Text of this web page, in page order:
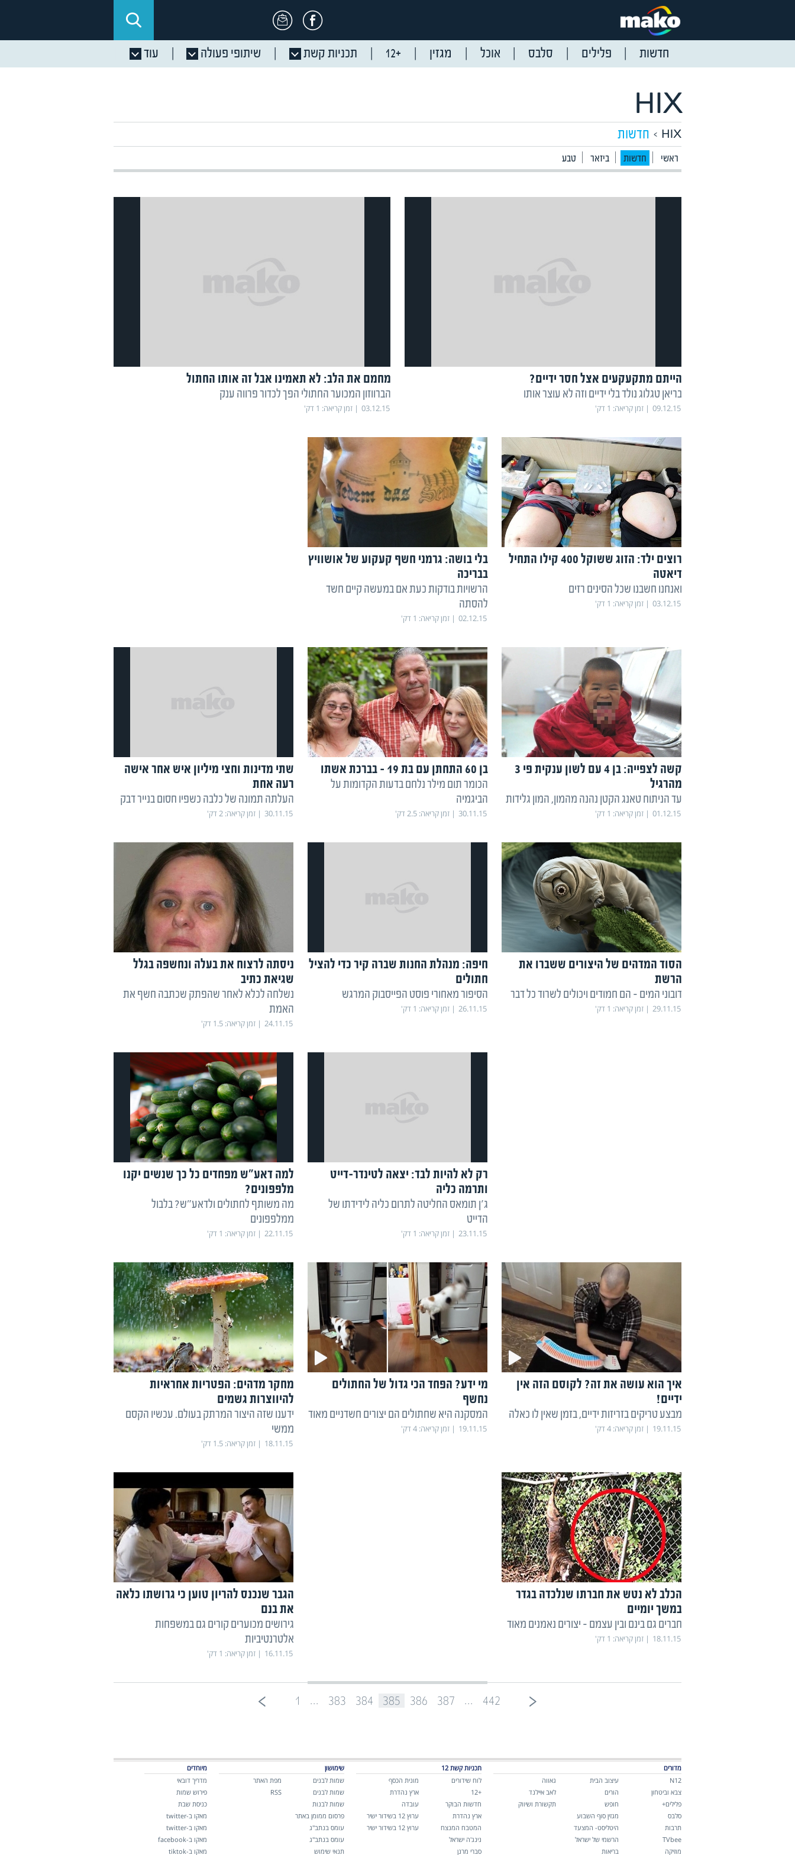
חדשות פלילים סלבס אוכל מגזין +12 תכניות קשת שיתופי פעולה עוד
HIX
HIX חדשות
ראשי חדשות ביזאר טבע
הייתם מתקעקעים אצל חסר ידיים?
בריאן טגלוג נולד בלי ידיים וזה לא עוצר אותו
09.12.15 זמן קריאה: 1 דק'
מחמם את הלב: לא תאמינו אבל זה אותו החתול
הברווזון המכוער החתולי הפך לכדור פרווה ענק
03.12.15 זמן קריאה: 1 דק'
רוצים ילד: הזוג ששוקל 400 קילו התחיל
דיאטה
ואנחנו חשבנו שכל הסינים רזים
03.12.15 זמן קריאה: 1 דק'
בלי בושה: גרמני חשף קעקוע של אושוויץ
בבריכה
הרשויות בודקות כעת אם במעשה קיים חשד
להסתה
02.12.15 זמן קריאה: 1 דק'
קשה לצפייה: בן 4 עם לשון ענקית פי 3
מהרגיל
עד הניתוח טאנג הקטן נהנה מהמון, המון גלידות
01.12.15 זמן קריאה: 1 דק'
בן 60 התחתן עם בת 19 - בברכת אשתו
הכומר תום מילר נלחם בדעות הקדומות על
הביגמיה
30.11.15 זמן קריאה:2.5 דק'
שתי מדינות וחצי מיליון איש אחר אישה
רעה אחת
העלתה תמונה של כלבה כשפיו חסום בנייר דבק
30.11.15 זמן קריאה:2 דק'
הסוד המדהים של היצורים ששברו את
הרשת
דובוני המים - הם חמודים ויכולים לשרוד כל דבר
29.11.15 זמן קריאה: 1 דק'
חיפה: מנהלת החנות שברה קיר כדי להציל
חתולים
הסיפור מאחורי פוסט הפייסבוק המרגש
26.11.15 זמן קריאה: 1 דק'
ניסתה לרצוח את בעלה ונחשפה בגלל
שגיאת כתיב
נשלחה לכלא לאחר שהפתק שכתבה חשף את
האמת
24.11.15 זמן קריאה:1.5 דק'
רק לא להיות לבד: יצאה לטינדר-דייט
ותרמה כליה
ג'ן תומאס החליטה לתרום כליה לידידתו של
הדייט
23.11.15 זמן קריאה: 1 דק'
למה דאע"ש מפחדים כל כך שנשים יקנו
מלפפונים?
מה משותף לחתולים ולדאע"ש? בלבול
ממלפפונים
22.11.15 זמן קריאה: 1 דק'
איך הוא עושה את זה? לקוסם הזה אין
ידיים!
מבצע טריקים בזריזות ידיים, בזמן שאין לו כאלה
19.11.15 זמן קריאה:4 דק'
מי ידע? הפחד הכי גדול של החתולים
נחשף
המסקנה היא שחתולים הם יצורים חשדניים מאוד
19.11.15 זמן קריאה:4 דק'
מחקר מדהים: הפטריות אחראיות
להיווצרות גשמים
ידענו שזה היצור המרתק בעולם. עכשיו הקסם
ממשי
18.11.15 זמן קריאה:1.5 דק'
הכלב לא נטש את חברתו שנלכדה בגדר
במשך יומיים
חברים גם בינם ובין עצמם - יצורים נאמנים מאוד
18.11.15 זמן קריאה: 1 דק'
הגבר שנכנס להריון טוען כי גרושתו כלאה
את בנם
גירושים מכוערים קורים גם במשפחות
אלטרנטיביות
16.11.15 זמן קריאה: 1 דק'
1 ... 383 384 385 386 387 ... 442
מדורים
N12
צבא וביטחון
פלילים+
סלבס
תרבות
TVbee
מוזיקה
עיצוב הבית
הורים
חופש
מגזין סוף השבוע
היטליסט- המצעד
הרשמי של ישראל
בריאות
גאווה
לאב איילנד
תקשורת ושיווק
תכניות קשת 12
לוח שידורים
+12
חדשות הבוקר
ארץ נהדרת
המטבח המנצח
נינג'ה ישראל
סברי מרנן
מונית הכסף
ארץ נהדרת
עובדה
ערוץ 12 בשידור ישיר
ערוץ 12 בשידור ישיר
שימושון
שמות לבנים
שמות לבנים
שמות לבנות
פרסום ממומן באתר
עומס בנתב"ג
עומס בנתב"ג
תנאי שימוש
מפת האתר
RSS
מיוחדים
מדריך דובאי
פירוש שמות
כניסת שבת
מאקו ב-twitter
מאקו ב-twitter
מאקו ב-facebook
מאקו ב-tiktok